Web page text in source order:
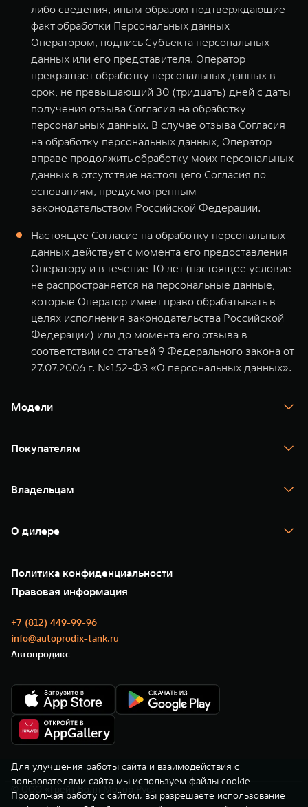
либо сведения, иным образом подтверждающие
факт обработки Персональных данных
Оператором, подпись Субъекта персональных
данных или его представителя. Оператор
прекращает обработку персональных данных в
срок, не превышающий 30 (тридцать) дней с даты
получения отзыва Согласия на обработку
персональных данных. В случае отзыва Согласия
на обработку персональных данных, Оператор
вправе продолжить обработку моих персональных
данных в отсутствие настоящего Согласия по
основаниям, предусмотренным
законодательством Российской Федерации.
Настоящее Согласие на обработку персональных
данных действует с момента его предоставления
Оператору и в течение 10 лет (настоящее условие
не распространяется на персональные данные,
которые Оператор имеет право обрабатывать в
целях исполнения законодательства Российской
Федерации) или до момента его отзыва в
соответствии со статьей 9 Федерального закона от
27.07.2006 г. №152-ФЗ «О персональных данных».
Модели
TANK 400
TANK 500
Покупателям
Тест-драйв
TANK Финансы
Корпоративным клиентам
Зарядные станции
Владельцам
Помощь на дороге
Новые цифровые сервисы TANK
Сервис
Нулевое ТО
Моторные масла
О дилере
35 лет GWM
GWM ТЕХ ДЕНЬ
Новости
Политика конфиденциальности
Правовая информация
+7 (812) 449-99-96
info@autoprodix-tank.ru
Автопродикс
© ООО «Грейт Волл Мотор Рус»
Для улучшения работы сайта и взаимодействия с
пользователями сайта мы используем файлы cookie.
Продолжая работу с сайтом, вы разрешаете использование